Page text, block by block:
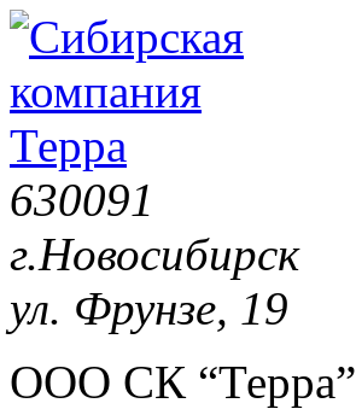
630091
г.Новосибирск
ул. Фрунзе, 19
ООО СК “Терра”